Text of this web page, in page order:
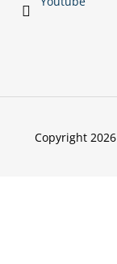
Copyright 2026